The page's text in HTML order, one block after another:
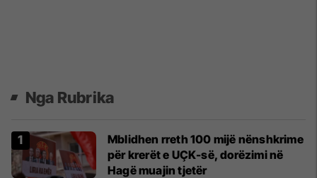
Nga Rubrika
Mblidhen rreth 100 mijë nënshkrime
për krerët e UÇK-së, dorëzimi në
Hagë muajin tjetër